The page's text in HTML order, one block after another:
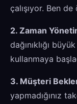
çalışıyor. Ben
2. Zaman
dağınıklığı
kullanmaya
3. Müşteri
yapmadığınız